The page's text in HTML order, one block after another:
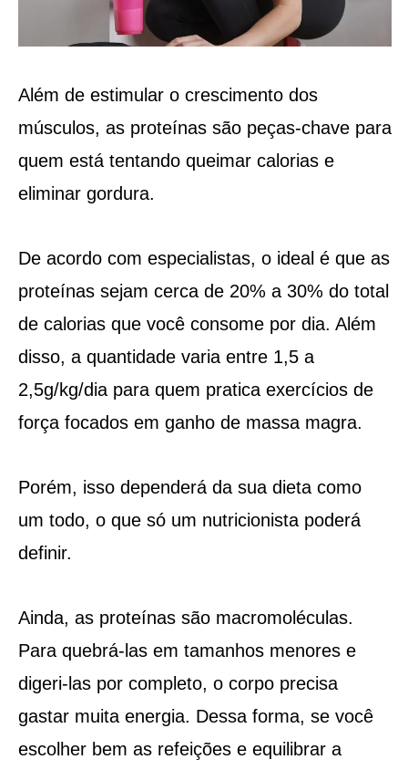
Além de estimular o crescimento dos
músculos, as proteínas são peças-chave para
quem está tentando queimar calorias e
eliminar gordura.
De acordo com especialistas, o ideal é que as
proteínas sejam cerca de 20% a 30% do total
de calorias que você consome por dia. Além
disso, a quantidade varia entre 1,5 a
2,5g/kg/dia para quem pratica exercícios de
força focados em ganho de massa magra.
Porém, isso dependerá da sua dieta como
um todo, o que só um nutricionista poderá
definir.
Ainda, as proteínas são macromoléculas.
Para quebrá-las em tamanhos menores e
digeri-las por completo, o corpo precisa
gastar muita energia. Dessa forma, se você
escolher bem as refeições e equilibrar a